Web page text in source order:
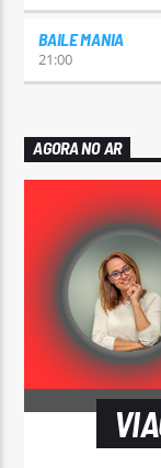
BAILE MANIA
21:00
AGORA NO AR